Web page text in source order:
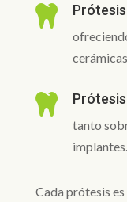


tanto
implantes.
Cada prótesis